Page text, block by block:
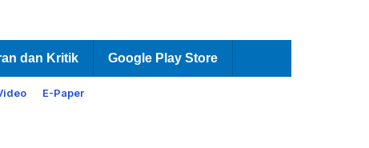
dan Kritik Google Play Store
E-Paper